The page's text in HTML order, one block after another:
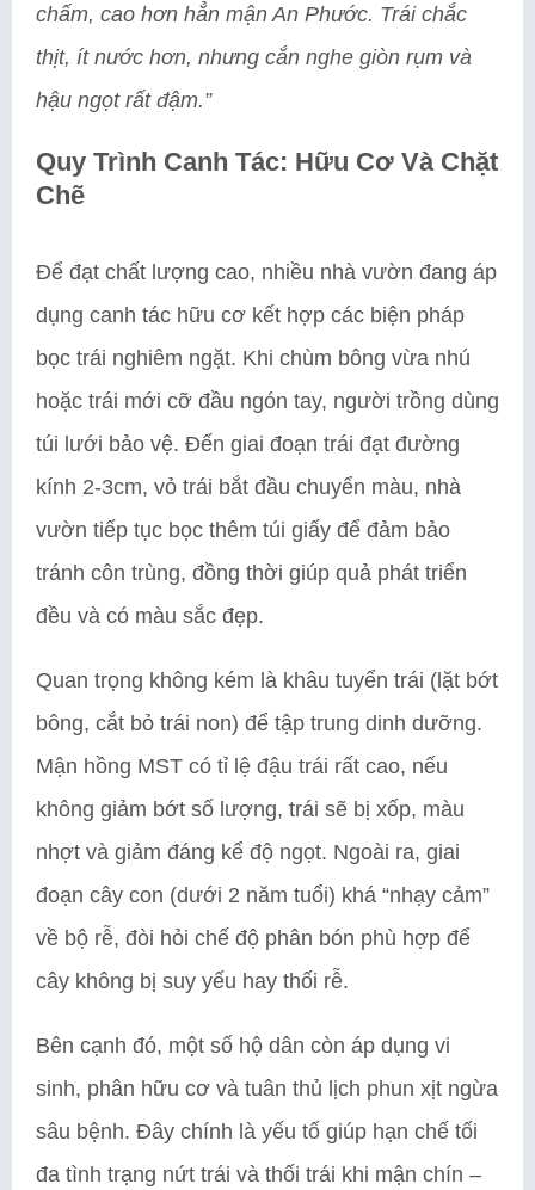
chấm, cao hơn hẳn mận An Phước. Trái chắc
thịt, ít nước hơn, nhưng cắn nghe giòn rụm và
hậu ngọt rất đậm.”
Quy Trình Canh Tác: Hữu Cơ Và Chặt
Chẽ
Để đạt chất lượng cao, nhiều nhà vườn đang áp
dụng canh tác hữu cơ kết hợp các biện pháp
bọc trái nghiêm ngặt. Khi chùm bông vừa nhú
hoặc trái mới cỡ đầu ngón tay, người trồng dùng
túi lưới bảo vệ. Đến giai đoạn trái đạt đường
kính 2-3cm, vỏ trái bắt đầu chuyển màu, nhà
vườn tiếp tục bọc thêm túi giấy để đảm bảo
tránh côn trùng, đồng thời giúp quả phát triển
đều và có màu sắc đẹp.
Quan trọng không kém là khâu tuyển trái (lặt bớt
bông, cắt bỏ trái non) để tập trung dinh dưỡng.
Mận hồng MST có tỉ lệ đậu trái rất cao, nếu
không giảm bớt số lượng, trái sẽ bị xốp, màu
nhợt và giảm đáng kể độ ngọt. Ngoài ra, giai
đoạn cây con (dưới 2 năm tuổi) khá “nhạy cảm”
về bộ rễ, đòi hỏi chế độ phân bón phù hợp để
cây không bị suy yếu hay thối rễ.
Bên cạnh đó, một số hộ dân còn áp dụng vi
sinh, phân hữu cơ và tuân thủ lịch phun xịt ngừa
sâu bệnh. Đây chính là yếu tố giúp hạn chế tối
đa tình trạng nứt trái và thối trái khi mận chín –